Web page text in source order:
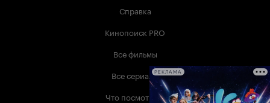
Справка
Кинопоиск PRO
Все фильмы
Все сериалы
Что посмотреть
РЕКЛАМА